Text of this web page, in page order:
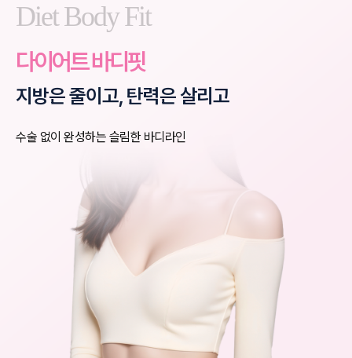
Diet Body Fit
다이어트 바디핏
지방은 줄이고, 탄력은 살리고
수술 없이 완성하는 슬림한 바디라인